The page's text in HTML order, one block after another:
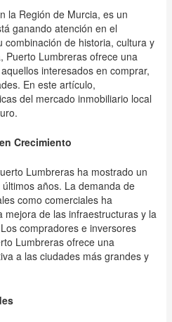
la Región de Murcia, es un
ganando atención en el
combinación de historia, cultura y
Puerto Lumbreras ofrece una
interesados en comprar,
En este artículo,
del mercado inmobiliario local
Crecimiento
Lumbreras ha mostrado un
años. La demanda de
como comerciales ha
de las infraestructuras y la
compradores e inversores
Lumbreras ofrece una
a las ciudades más grandes y